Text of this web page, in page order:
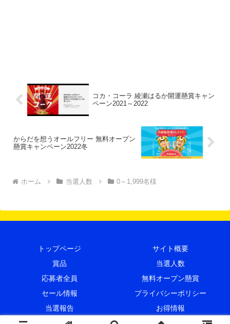
コカ・コーラ 綾瀬はるか開運懸賞キャン
ペーン2021～2022
からだを想うオールフリー 無料オープン
懸賞キャンペーン2022冬
ホーム 当選人数 0～1,999名様
トップページ
サイト概要
賞品
当選人数
応募者全員
無料オープン懸賞
セール情報
プライバシーポリシー
当選報告
お得情報